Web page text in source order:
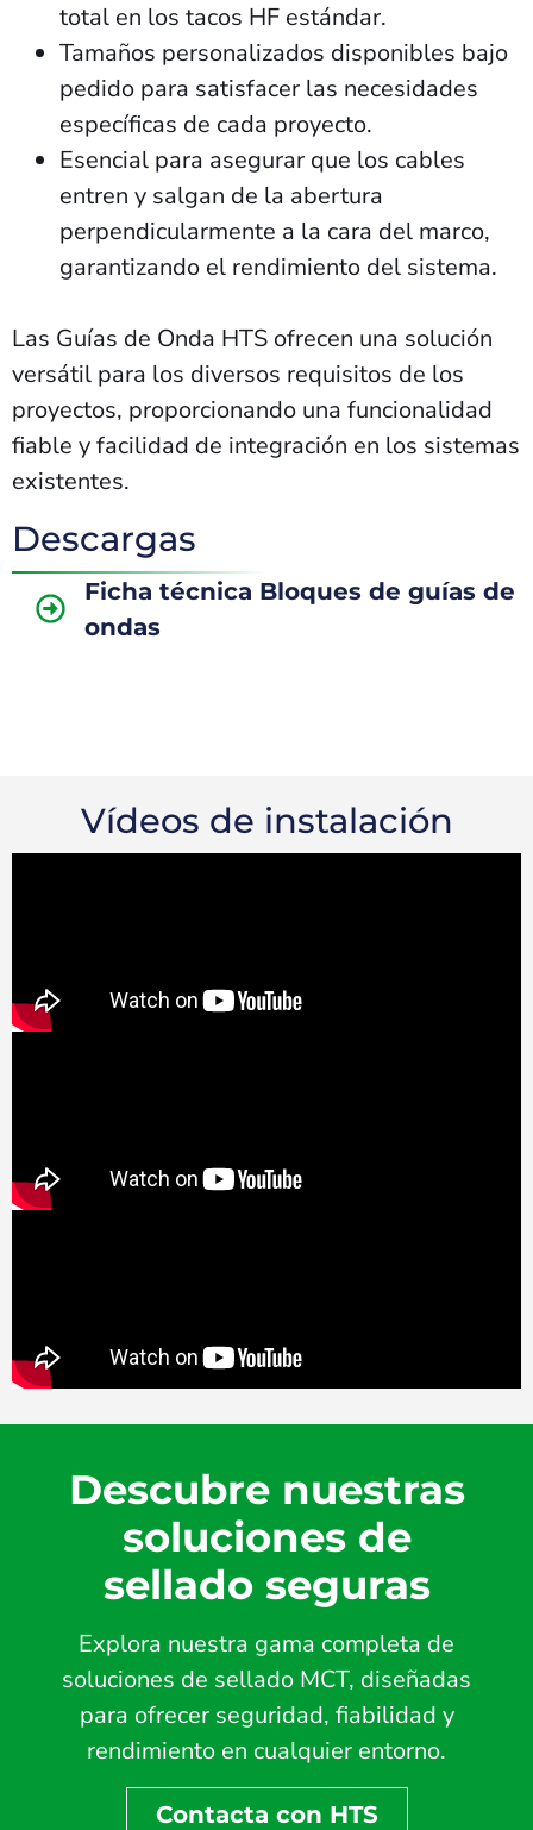
total en los tacos HF estándar.
Tamaños personalizados disponibles bajo
pedido para satisfacer las necesidades
específicas de cada proyecto.
Esencial para asegurar que los cables
entren y salgan de la abertura
perpendicularmente a la cara del marco,
garantizando el rendimiento del sistema.
Las Guías de Onda HTS ofrecen una solución
versátil para los diversos requisitos de los
proyectos, proporcionando una funcionalidad
fiable y facilidad de integración en los sistemas
existentes.
Descargas
Ficha técnica Bloques de guías de
ondas
Vídeos de instalación
Descubre nuestras
soluciones de
sellado seguras
Explora nuestra gama completa de
soluciones de sellado MCT, diseñadas
para ofrecer seguridad, fiabilidad y
rendimiento en cualquier entorno.
Contacta con HTS